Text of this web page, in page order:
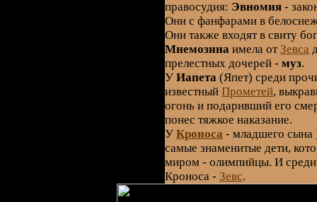
правосудия: Эвномия -
Они с фанфарами в
Они также входят в свиту
Мнемозина имела от Зевса
прелестных дочерей - муз.
У Иапета (Япет) среди
известный Прометей,
огонь и подаривший его
понес тяжкое наказание.
У Кроноса - младшего сына
самые знаменитые дети,
миром - олимпийцы. И
Кроноса - Зевс.